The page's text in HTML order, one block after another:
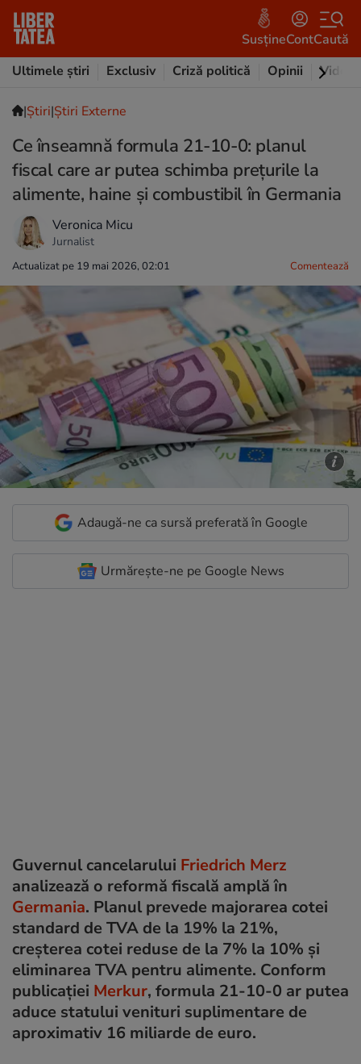
SusțineContCaută
Ultimele știri
Exclusiv Criză politică Opinii Video
|Ştiri|Știri Externe
Ce înseamnă formula 21-10-0: planul
fiscal care ar putea schimba prețurile la
alimente, haine și combustibil în Germania
Veronica Micu
Jurnalist
Actualizat pe 19 mai 2026, 02:01 Comentează
Adaugă-ne ca sursă preferată în Google
Urmărește-ne pe Google News
Guvernul cancelarului Friedrich Merz
analizează o reformă fiscală amplă în
Germania. Planul prevede majorarea cotei
standard de TVA de la 19% la 21%,
creșterea cotei reduse de la 7% la 10% și
eliminarea TVA pentru alimente. Conform
publicației Merkur, formula 21-10-0 ar putea
aduce statului venituri suplimentare de
aproximativ 16 miliarde de euro.